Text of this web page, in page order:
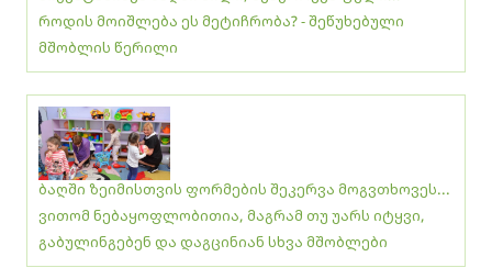
როდის მოიშლება ეს მეტიჩრობა? - შეწუხებული
მშობლის წერილი
ბაღში ზეიმისთვის ფორმების შეკერვა მოგვთხოვეს...
ვითომ ნებაყოფლობითია, მაგრამ თუ უარს იტყვი,
გაბულინგებენ და დაგცინიან სხვა მშობლები